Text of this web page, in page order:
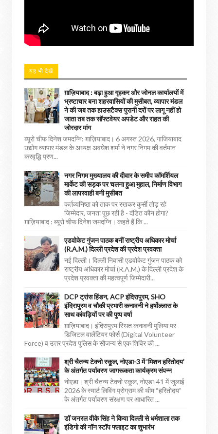
यह भी देखें
ग़ाज़ियाबाद : बढ़ा हुआ गृहकर और जोनल कार्यालयों में
भ्रष्टाचार बना शहरवासियों की मुसीबत, व्यापार मंडल
ने की जब तक हाउसटैक्स पुरानी दरों पर लागू नहीं हो
जाता तब तक सॉफ्टवेयर अपडेट और राहत की
जोरदार मांग
ब्यूरो चीफ दिनेश जमदग्नि: ग़ाज़ियाबाद। 6 अगस्त 2026, गाजियाबाद
उद्योग व्यापार मंडल के अध्यक्ष अवधेश शर्मा ने नगर निगम की वर्तमान
करवृद्धि प्रण...
नगर निगम मुख्यालय की दीवार के समीप कॉमर्शियल
मार्केट की सड़क पर चलना हुआ मुहाल, निर्माण विभाग
की लापरवाही बनी मुसीबत
कर्तव्यनिष्ठा को ताक पर रखकर कुर्सी तोड़ रहे
जिम्मेदार, जनता पूछ रही है - दंडित कौन होगा?
ग़ाज़ियाबाद : ब्यूरो चीफ दिनेश जमदग्नि। कहते हैं कि ...
एडवोकेट गुंजन पाठक बनीं राष्ट्रीय अधिकार मोर्चा
(R.A.M.) दिल्ली प्रदेश की प्रदेश प्रवक्ता
नई दिल्ली। दिल्ली निवासी एडवोकेट गुंजन पाठक को
राष्ट्रीय अधिकार मोर्चा (R.A.M.) के दिल्ली प्रदेश के
प्रदेश प्रवक्ता की महत्वपूर्ण जिम्मेदारी...
DCP ट्रांस हिंडन, ACP इंदिरापुरम, SHO
इंदिरापुरम व चौकी प्रभारी कनावनी ने हर्षोल्लास के
साथ कांवड़ियों पर की पुष्प वर्षा
ग़ाज़ियाबाद। इंदिरापुरम स्थित कनावनी पुलिया पर
डिजिटल वालेंटियर फोर्स (Digital Volunteer
Force) व उत्तर प्रदेश पुलिस के सौजन्य से एक शिविर की ...
श्री चैतन्य टेक्नो स्कूल, नोएडा-3 में ‘मिशन हरितोदय’
के अंतर्गत पर्यावरण जागरूकता कार्यक्रम संपन्न
नोएडा। श्री चैतन्य टेक्नो स्कूल, नोएडा-41 में जुलाई
2026 के स्मार्ट लिविंग प्रोग्राम की थीम “हरितोदय”
के अंतर्गत पर्यावरण संरक्षण पर आधारित ...
डॉ जनरल वीके सिंह ने किया दिल्ली से धर्मशाला तक
इंडिगो की नॉन स्टॉप फ्लाइट का शुभारंभ